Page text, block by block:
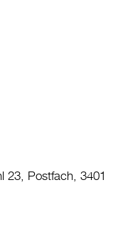
23, Postfach, 3401